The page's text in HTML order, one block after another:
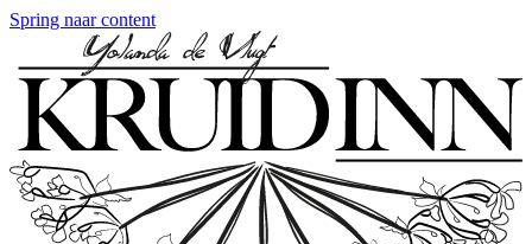
Spring naar content